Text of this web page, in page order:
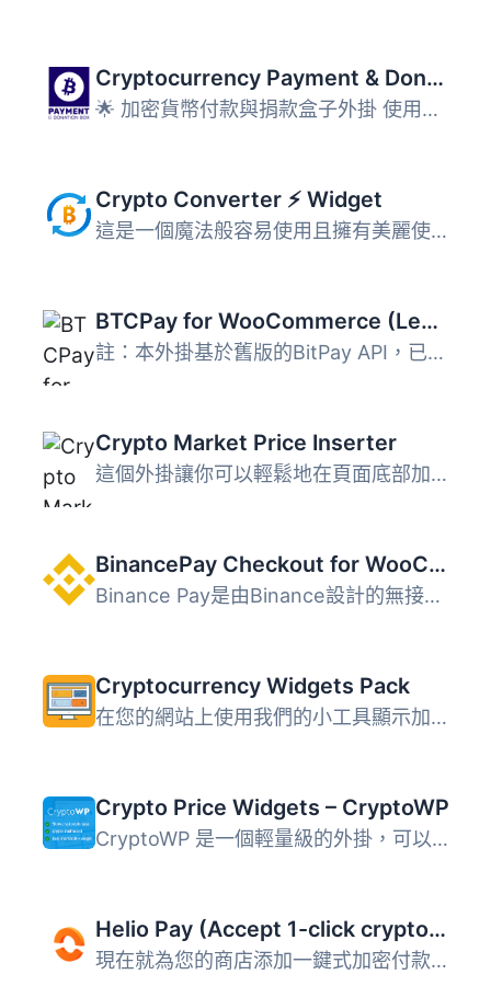
Cryptocurrency Payment & Donation Box – Accept Payments in any Cryptocurrency on your WP Site for Free
🌟 加密貨幣付款與捐款盒子外掛 使用這款免費的加密貨幣付款...
Crypto Converter ⚡ Widget
這是一個魔法般容易使用且擁有美麗使用者介面的小工具，🔄 用...
BTCPay for WooCommerce (Legacy)
註：本外掛基於舊版的BitPay API，已停用並只會收到安全更新...
Crypto Market Price Inserter
這個外掛讓你可以輕鬆地在頁面底部加入 javascript，然後就可...
BinancePay Checkout for WooCommerce
Binance Pay是由Binance設計的無接觸、無邊界且安全的加密貨...
Cryptocurrency Widgets Pack
在您的網站上使用我們的小工具顯示加密貨幣價格 - 跑馬燈, ...
Crypto Price Widgets – CryptoWP
CryptoWP 是一個輕量級的外掛，可以方便地在您的網站上管理和...
Helio Pay (Accept 1-click crypto payments #USDC #SOL #BTC #ETH)
現在就為您的商店添加一鍵式加密付款功能，以達到快速增長的...